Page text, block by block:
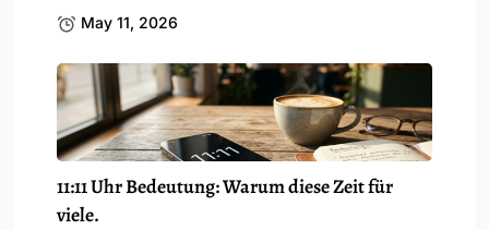
May 11, 2026
11:11 Uhr Bedeutung: Warum diese Zeit für
viele.